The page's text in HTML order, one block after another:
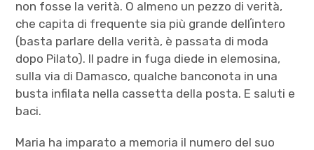
non fosse la verità. O almeno un pezzo di verità,
che capita di frequente sia più grande dellʼintero
(basta parlare della verità, è passata di moda
dopo Pilato). Il padre in fuga diede in elemosina,
sulla via di Damasco, qualche banconota in una
busta infilata nella cassetta della posta. E saluti e
baci.
Maria ha imparato a memoria il numero del suo